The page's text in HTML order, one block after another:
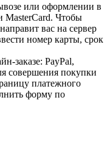
или оформлении в
MasterCard. Чтобы
вас на сервер
номер карты, срок
заказе: PayPal,
совершения покупки
платежного
форму по